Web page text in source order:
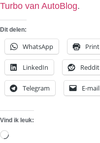
Turbo van AutoBlog.
Dit delen:
WhatsApp Print
LinkedIn Reddit
Telegram E-mail
Vind ik leuk:
Aan